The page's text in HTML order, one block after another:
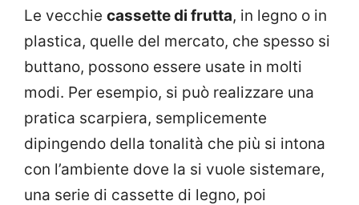
Le vecchie cassette di frutta, in legno o in
plastica, quelle del mercato, che spesso si
buttano, possono essere usate in molti
modi. Per esempio, si può realizzare una
pratica scarpiera, semplicemente
dipingendo della tonalità che più si intona
con l’ambiente dove la si vuole sistemare,
una serie di cassette di legno, poi